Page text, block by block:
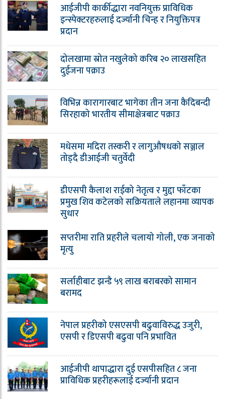
आईजीपी कार्कीद्धारा नवनियुक्त प्राविधिक
इन्स्पेक्टरहरुलाई दर्ज्यानी चिन्ह र नियुक्तिपत्र
प्रदान
दोलखामा स्रोत नखुलेको करिब २० लाखसहित
दुईजना पक्राउ
विभिन्न कारागारबाट भागेका तीन जना कैदिबन्दी
सिरहाको भारतीय सीमाक्षेत्रबाट पक्राउ
मधेसमा मदिरा तस्करी र लागुऔषधको सञ्जाल
तोड्दै डीआईजी चतुर्वेदी
डीएसपी कैलाश राईको नेतृत्व र मुद्दा फाँटका
प्रमुख शिव कटेलको सक्रियताले लहानमा व्यापक
सुधार
सप्तरीमा राति प्रहरीले चलायो गोली, एक जनाको
मृत्यु
सर्लाहीबाट झन्डै ५९ लाख बराबरको सामान
बरामद
नेपाल प्रहरीको एसएसपी बढुवाविरुद्ध उजुरी,
एसपी र डिएसपी बढुवा पनि प्रभावित
आईजीपी थापाद्धारा दुई एसपीसहित ८ जना
प्राविधिक प्रहरीहरूलाई दर्ज्यानी प्रदान